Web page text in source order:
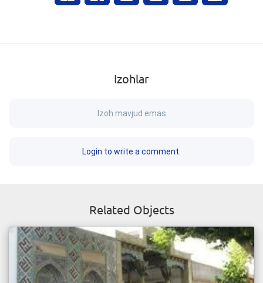
Izohlar
Izoh mavjud emas
Login to write a comment.
Related Objects